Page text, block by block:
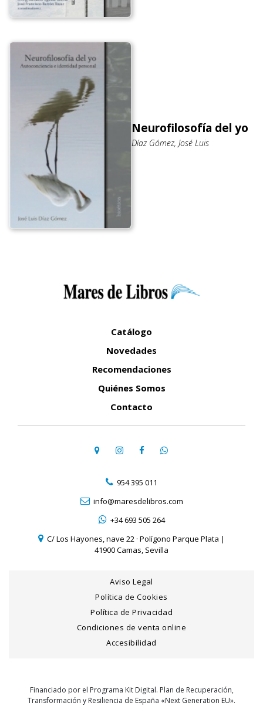
Neurofilosofía del yo
Díaz Gómez, José Luis
Catálogo
Novedades
Recomendaciones
Quiénes Somos
Contacto
954 395 011
info@maresdelibros.com
+34 693 505 264
C/ Los Hayones, nave 22 · Polígono Parque Plata |
41900 Camas, Sevilla
Aviso Legal
Política de Cookies
Política de Privacidad
Condiciones de venta online
Accesibilidad
Financiado por el Programa Kit Digital. Plan de Recuperación,
Transformación y Resiliencia de España «Next Generation EU».